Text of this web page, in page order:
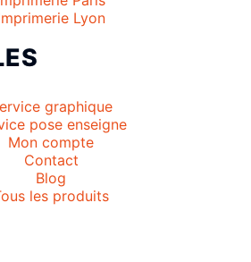
Lyon
graphique
pose enseigne
Mon compte
Contact
Blog
les produits